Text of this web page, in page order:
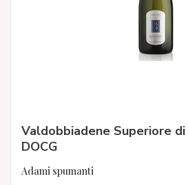
Valdobbiadene Superiore
DOCG
Adami spumanti